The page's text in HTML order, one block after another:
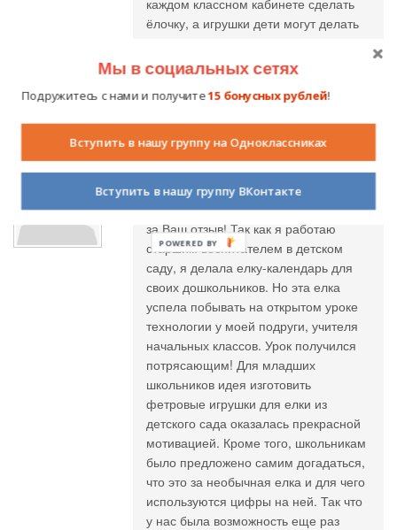
каждом классном кабинете сделать
ёлочку, а игрушки дети могут делать
материалов. Или на занятии кружка.
Спасибо Вам за новое дыхание для
старой идеи и удачи в конкурсе!
Елена Орешенкова 28.01.2016 в 10:56
Елена я учитель технологии, спасибо
за Ваш отзыв! Так как я работаю
старшим воспитателем в детском
саду, я делала елку-календарь для
своих дошкольников. Но эта елка
успела побывать на открытом уроке
технологии у моей подруги, учителя
начальных классов. Урок получился
потрясающим! Для младших
школьников идея изготовить
фетровые игрушки для елки из
детского сада оказалась прекрасной
мотивацией. Кроме того, школьникам
было предложено самим догадаться,
что это за необычная елка и для чего
используются цифры на ней. Так что
у нас была возможность еще раз
Мы в социальных сетях
Подружитесь с нами и получите15 бонусных рублей!
Вступить в нашу группу на Одноклассниках
Вступить в нашу группу ВКонтакте